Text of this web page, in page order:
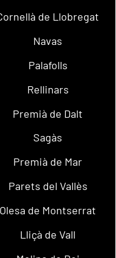
de Llobregat
Navas
Palafolls
Rellinars
Premià de Dalt
Sagàs
Premià de Mar
Parets del Vallès
Olesa de Montserrat
Lliçà de Vall